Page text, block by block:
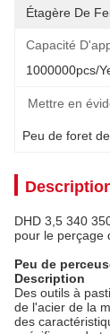
Étagère De
Capacité
1000000pcs/
Mettre en
Peu de foret
DHD 3,5 340
pour le perçage
Peu de
Description
Des outils à
de l'acier de la
des